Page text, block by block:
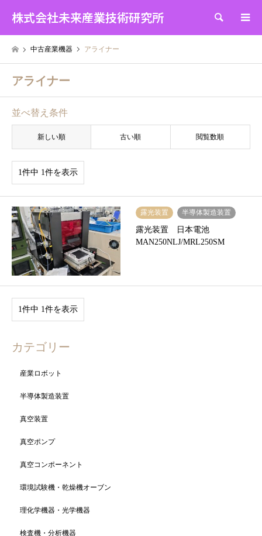
株式会社未来産業技術研究所 検索
中古産業機器 アライナー
アライナー
並べ替え条件
新しい順 古い順 閲覧数順
1件中 1件を表示
露光装置 半導体製造装置
露光装置 日本電池
MAN250NLJ/MRL250SM
1件中 1件を表示
カテゴリー
産業ロボット
半導体製造装置
真空装置
真空ポンプ
真空コンポーネント
環境試験機・乾燥機オーブン
理化学機器・光学機器
検査機・分析機器